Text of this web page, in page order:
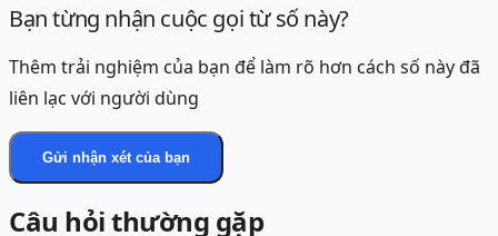
Bạn từng nhận cuộc gọi từ số này?
Thêm trải nghiệm của bạn để làm rõ hơn cách số này đã
liên lạc với người dùng
Gửi nhận xét của bạn
Câu hỏi thường gặp